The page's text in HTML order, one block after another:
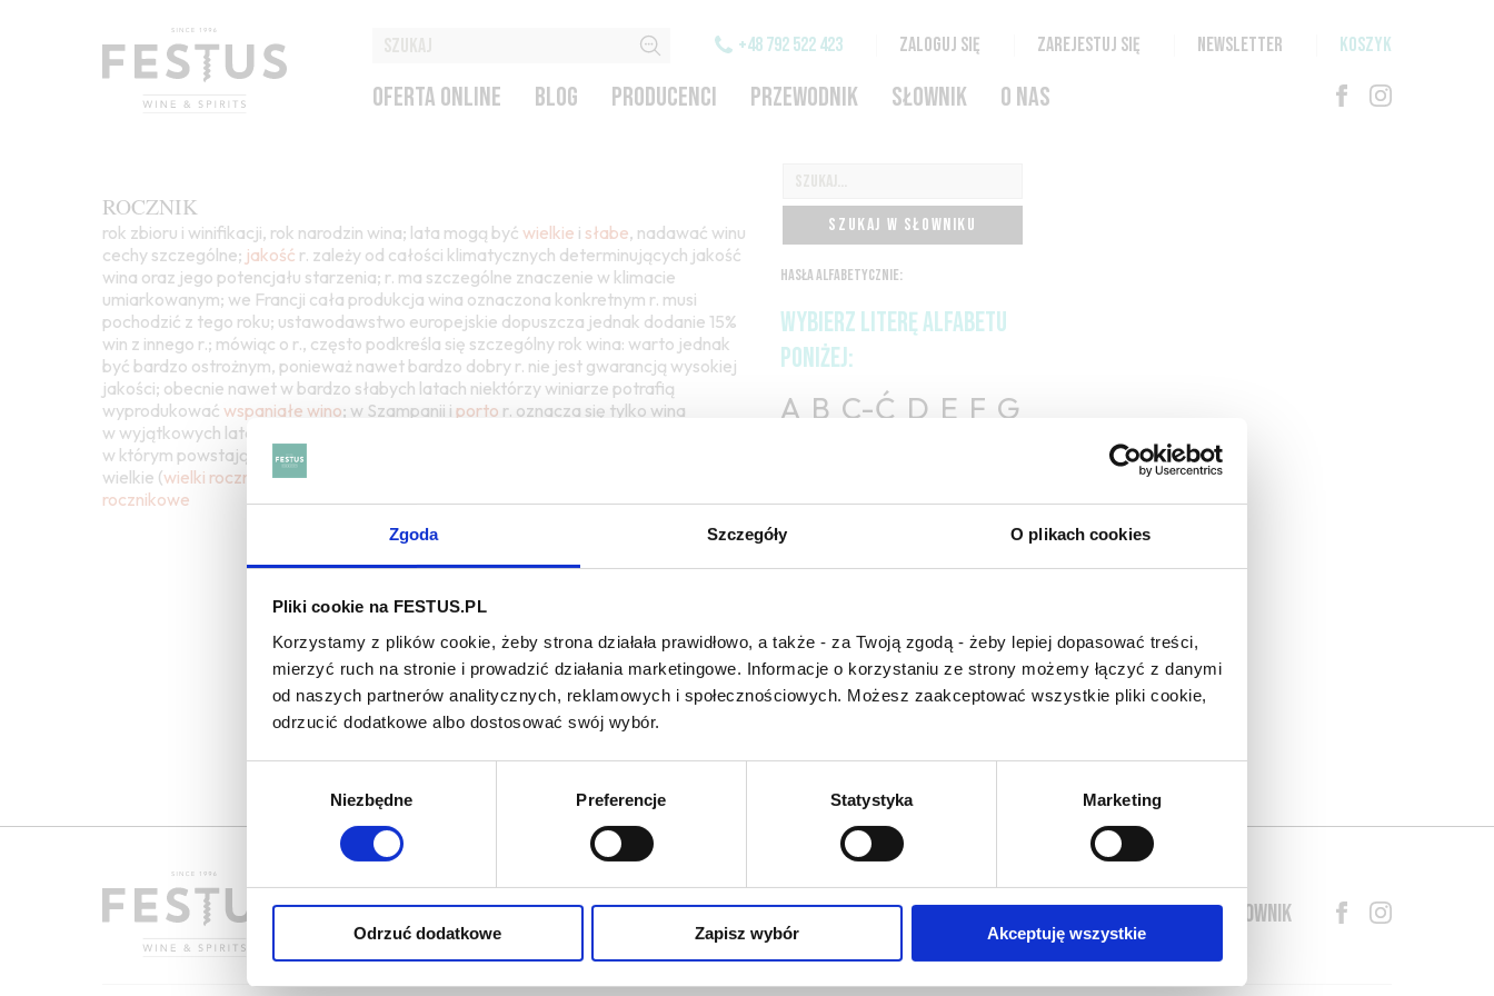
Zgoda Szczegóły O plikach cookies
Pliki cookie na FESTUS.PL
Korzystamy z plików cookie, żeby strona działała prawidłowo, a także - za Twoją zgodą - żeby lepiej dopasować treści,
mierzyć ruch na stronie i prowadzić działania marketingowe. Informacje o korzystaniu ze strony możemy łączyć z danymi
od naszych partnerów analitycznych, reklamowych i społecznościowych. Możesz zaakceptować wszystkie pliki cookie,
odrzucić dodatkowe albo dostosować swój wybór.
Niezbędne Preferencje Statystyka Marketing
Odrzuć dodatkowe Zapisz wybór Akceptuję wszystkie
+48 792 522 423 ZALOGUJ SIĘ ZAREJESTUJ SIĘ NEWSLETTER KOSZYK
OFERTA ONLINE BLOG PRODUCENCI PRZEWODNIK SŁOWNIK O NAS
ROCZNIK
rok zbioru i winifikacji, rok narodzin wina; lata mogą być wielkie i słabe, nadawać winu
cechy szczególne; jakość r. zależy od całości klimatycznych determinujących jakość
wina oraz jego potencjału starzenia; r. ma szczególne znaczenie w klimacie
umiarkowanym; we Francji cała produkcja wina oznaczona konkretnym r. musi
pochodzić z tego roku; ustawodawstwo europejskie dopuszcza jednak dodanie 15%
win z innego r.; mówiąc o r., często podkreśla się szczególny rok wina: warto jednak
być bardzo ostrożnym, ponieważ nawet bardzo dobry r. nie jest gwarancją wysokiej
jakości; obecnie nawet w bardzo słabych latach niektórzy winiarze potrafią
wyprodukować wspaniałe wino; w Szampanii i porto r. oznacza się tylko wina
w wyjątkowych latach o szczególnej jakości; określenie „lekki r.” oznacza taki,
w którym powstają względnielekkie wina, „wielki r.” to ten, w którym powstają wina
wielkie (wielki rocznik ); non
rocznikowe
SZUKAJ W SŁOWNIKU
HASŁA ALFABETYCZNIE:
WYBIERZ LITERĘ ALFABETU
PONIŻEJ:
A B C-Ć D E F G
U
Z-Ź-Ż
słownika nowych haseł.
Jeśli jakis termin stwarza
Państwu szczególny
słowniku -proszę nas o
O NAS OFERTA ONLINE PRODUCENCI BLOG PRZEWODNIK SŁOWNIK